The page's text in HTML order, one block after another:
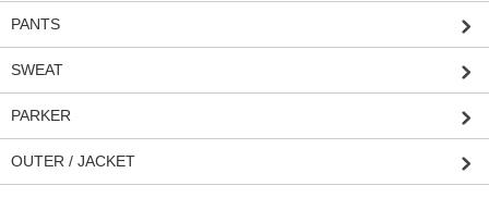
PANTS
SWEAT
PARKER
OUTER / JACKET